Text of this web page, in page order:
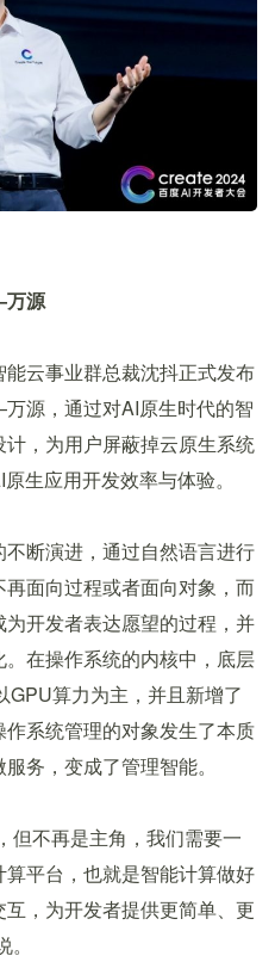
源
云事业群总裁沈抖正式发布
源，通过对AI原生时代的智
，为用户屏蔽掉云原生系统
生应用开发效率与体验。
断演进，通过自然语言进行
面向过程或者面向对象，而
开发者表达愿望的过程，并
在操作系统的内核中，底层
算力为主，并且新增了
系统管理的对象发生了本质
务，变成了管理智能。
但不再是主角，我们需要一
平台，也就是智能计算做好
，为开发者提供更简单、更